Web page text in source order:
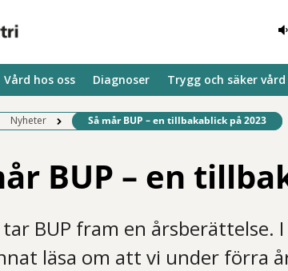
Vård hos oss Diagnoser Trygg och säker vård
Nyheter Befintlig sida:
Så mår BUP – en tillbakablick på 2023
BUP – en
BUP fram en årsberättelse.
läsa om att vi under förra